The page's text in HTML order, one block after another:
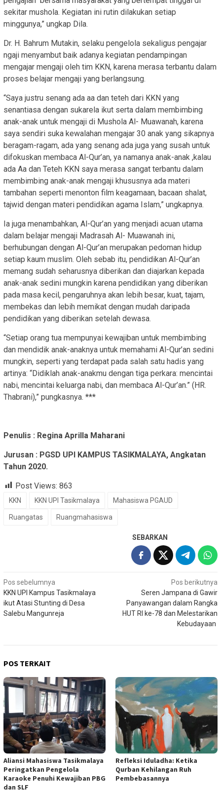
sekitar mushola. Kegiatan ini rutin dilakukan setiap
minggunya,” ungkap Dila.
Dr. H. Bahrum Mutakin, selaku pengelola sekaligus pengajar
ngaji menyambut baik adanya kegiatan pendampingan
mengajar mengaji oleh tim KKN, karena merasa terbantu dalam
proses belajar mengaji yang berlangsung.
“Saya justru senang ada aa dan teteh dari KKN yang
senantiasa dengan sukarela ikut serta dalam membimbing
anak-anak untuk mengaji di Mushola Al- Muawanah, karena
saya sendiri suka kewalahan mengajar 30 anak yang sikapnya
beragam-ragam, ada yang senang ada juga yang susah untuk
difokuskan membaca Al-Qur’an, ya namanya anak-anak ,kalau
ada Aa dan Teteh KKN saya merasa sangat terbantu dalam
membimbing anak-anak mengaji khususnya ada materi
tambahan seperti menonton film keagamaan, bacaan shalat,
tajwid dengan materi pendidikan agama Islam,” ungkapnya.
Ia juga menambahkan, Al-Qur’an yang menjadi acuan utama
dalam belajar mengaji Madrasah Al- Muawanah ini,
berhubungan dengan Al-Qur’an merupakan pedoman hidup
setiap kaum muslim. Oleh sebab itu, pendidikan Al-Qur’an
memang sudah seharusnya diberikan dan diajarkan kepada
anak-anak sedini mungkin karena pendidikan yang diberikan
pada masa kecil, pengaruhnya akan lebih besar, kuat, tajam,
membekas dan lebih memikat dengan mudah daripada
pendidikan yang diberikan setelah dewasa.
“Setiap orang tua mempunyai kewajiban untuk membimbing
dan mendidik anak-anaknya untuk memahami Al-Qur’an sedini
mungkin, seperti yang terdapat pada salah satu hadis yang
artinya: “Didiklah anak-anakmu dengan tiga perkara: mencintai
nabi, mencintai keluarga nabi, dan membaca Al-Qur’an.” (HR.
Thabrani),” pungkasnya. ***
Penulis : Regina Aprilla Maharani
Jurusan : PGSD UPI KAMPUS TASIKMALAYA, Angkatan
Tahun 2020.
Post Views: 863
KKN KKN UPI Tasikmalaya Mahasiswa PGAUD
Ruangatas Ruangmahasiswa
SEBARKAN
Navigasi
pos
Pos sebelumnya
KKN UPI Kampus Tasikmalaya
ikut Atasi Stunting di Desa
Salebu Mangunreja
Pos berikutnya
Seren Jampana di Gawir
Panyawangan dalam Rangka
HUT RI ke-78 dan Melestarikan
Kebudayaan
POS TERKAIT
Aliansi Mahasiswa Tasikmalaya
Peringatkan Pengelola
Karaoke Penuhi Kewajiban PBG
dan SLF
Refleksi Iduladha: Ketika
Qurban Kehilangan Ruh
Pembebasannya